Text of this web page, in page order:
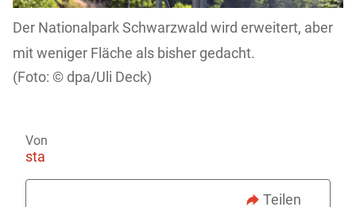
Der Nationalpark Schwarzwald wird erweitert, aber
mit weniger Fläche als bisher gedacht.
dpa/Uli Deck)
Von
sta
Teilen